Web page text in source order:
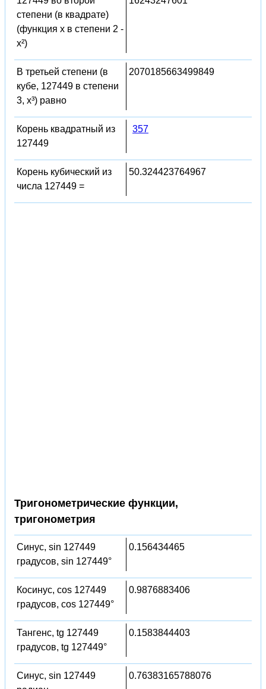
степени (в квадрате)
(функция x в степени 2 -
x²)
В третьей степени (в
кубе, 127449 в степени
3, x³) равно
2070185663499849
Корень квадратный из
127449
357
Корень кубический из
числа 127449 =
50.324423764967
Тригонометрические функции,
тригонометрия
Синус, sin 127449
градусов, sin 127449°
0.156434465
Косинус, cos 127449
градусов, cos 127449°
0.9876883406
Тангенс, tg 127449
градусов, tg 127449°
0.1583844403
Синус, sin 127449
0.76383165788076